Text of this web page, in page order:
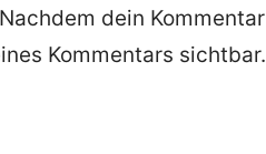
dein
Kommentars sichtbar.